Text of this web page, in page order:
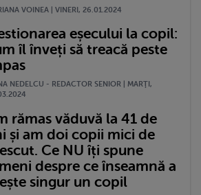
VOINEA | VINERI, 26.01.2024
eșecului la copil:
îl înveți să treacă peste
NEDELCU - REDACTOR SENIOR | MARŢI,
rămas văduvă la 41 de
și am doi copii mici de
Ce NU îți spune
despre ce înseamnă a
singur un copil